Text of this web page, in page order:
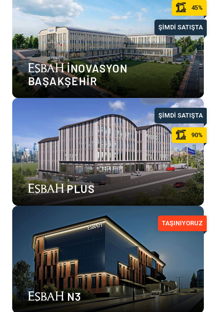
İNOVASYON
BAŞAKŞEHİR
45%
ŞİMDİ SATIŞTA
PLUS
ŞİMDİ SATIŞTA
90%
N3
TAŞINIYORUZ